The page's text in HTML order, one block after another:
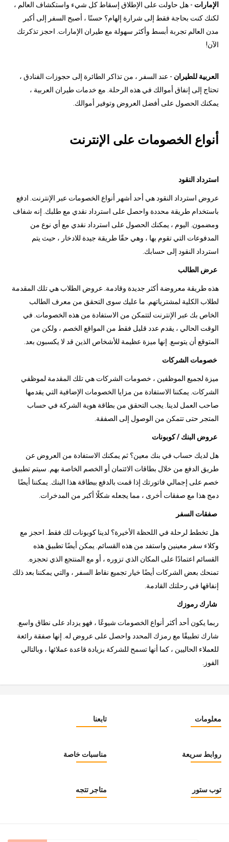
الإمارات - هل حاولت على الإطلاق إسقاط كل شيء واستكشاف العالم ،
لكنك كنت بحاجة فقط إلى شرارة إلهام؟ حسنًا ، أصبح السفر إلى أكبر
مدن العالم تجربة أبسط وأكثر سهولة مع طيران الإمارات. احجز تذكرتك
الآن!
العربية للطيران - عند السفر ، من تذاكر الطائرة إلى حجوزات الفنادق ،
تحتاج إلى إنفاق أموالك في هذه الرحلة. مع خدمات طيران العربية ،
يمكنك الحصول على أفضل العروض وتوفير أموالك.
أنواع الخصومات على الإنترنت
استرداد النقود
عروض استرداد النقود هي أحد أشهر أنواع الخصومات عبر الإنترنت. ادفع
باستخدام طريقة محددة واحصل على استرداد نقدي مع طلبك. إنه شفاف
ومضمون. اليوم ، يمكنك الحصول على استرداد نقدي مع أي نوع من
المدفوعات التي تقوم بها ، وهي حقًا طريقة جيدة للادخار ، حيث يتم
استرداد النقود إلى حسابك.
عرض الطالب
هذه طريقة معروضة أكثر جديدة وقادمة. عروض الطلاب هي تلك المقدمة
لطلاب الكلية لمشترياتهم. ما عليك سوى التحقق من معرف الطالب
الخاص بك عبر الإنترنت لتتمكن من الاستفادة من هذه الخصومات. في
الوقت الحالي ، يقدم عدد قليل فقط من المواقع الخصم ، ولكن من
المتوقع أن يتوسع. إنها ميزة عظيمة للأشخاص الذين قد لا يكسبون بعد.
خصومات الشركات
ميزة لجميع الموظفين ، خصومات الشركات هي تلك المقدمة لموظفي
الشركات. يمكننا الاستفادة من مزايا الخصومات الإضافية التي يقدمها
صاحب العمل لدينا. يجب التحقق من بطاقة هوية الشركة في حساب
المتجر حتى تتمكن من الوصول إلى الصفقة.
عروض البنك / كوبونات
هل لديك حساب في بنك معين؟ ثم يمكنك الاستفادة من العروض عن
طريق الدفع من خلال بطاقات الائتمان أو الخصم الخاصة بهم. سيتم تطبيق
خصم على إجمالي فاتورتك إذا قمت بالدفع ببطاقة هذا البنك. يمكننا أيضًا
دمج هذا مع صفقات أخرى ، مما يجعله شكلًا أكبر من المدخرات.
صفقات السفر
هل تخطط لرحلة في اللحظة الأخيرة؟ لدينا كوبونات لك فقط. احجز مع
وكلاء سفر معينين واستفد من هذه القسائم. يمكن أيضًا تطبيق هذه
القسائم اعتمادًا على المكان الذي تزوره ، أو مع المنتجع الذي تحجزه.
تمنحك بعض الشركات أيضًا خيار تجميع نقاط السفر ، والتي يمكننا بعد ذلك
إنفاقها في رحلتك القادمة.
شارك رموزك
ربما يكون أحد أكثر أنواع الخصومات شيوعًا ، فهو يزداد على نطاق واسع.
شارك تطبيقًا مع رمزك المحدد واحصل على عروض له. إنها صفقة رائعة
للعملاء الحاليين ، كما أنها تسمح للشركة بزيادة قاعدة عملائها ، وبالتالي
الفوز.
تابعنا معلومات
مناسبات خاصة روابط سريعة
متاجر تتجه توب ستور